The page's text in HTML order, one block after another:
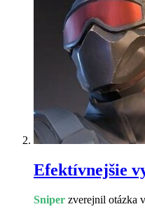
Efektívnejšie
Sniper zverejnil otázka v